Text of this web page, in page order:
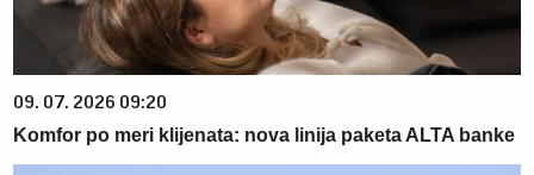
09. 07. 2026 09:20
Komfor po meri klijenata: nova linija paketa ALTA banke